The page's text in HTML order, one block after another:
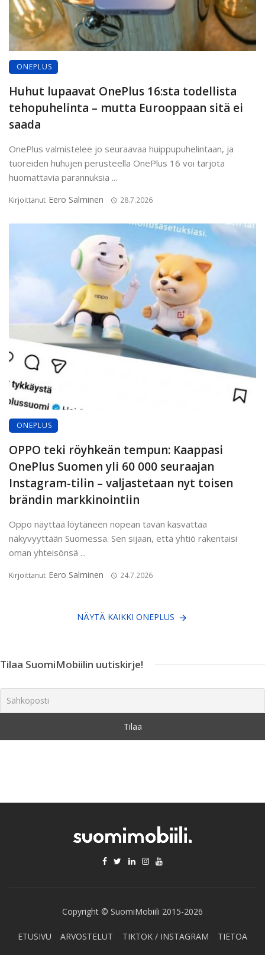
ONEPLUS
Huhut lupaavat OnePlus 16:sta todellista
tehopuhelinta – mutta Eurooppaan sitä ei
saada
OnePlus valmistelee jo seuraavaa huippupuhelintaan, ja
tuoreiden huhujen perusteella OnePlus 16 voi tarjota
huomattavia parannuksia ...
Kirjoittanut Eero Salminen 28.7.2026
ONEPLUS
OPPO teki röyhkeän tempun: Kaappasi
OnePlus Suomen yli 60 000 seuraajan
Instagram-tilin – valjastetaan nyt toisen
brändin markkinointiin
Oppo näyttää löytäneen nopean tavan kasvattaa
näkyvyyttään Suomessa. Sen sijaan, että yhtiö rakentaisi
oman yhteisönsä ...
Kirjoittanut Eero Salminen 24.7.2026
NÄYTÄ KAIKKI ONEPLUS
Tilaa SuomiMobiilin uutiskirje!
Copyright © SuomiMobiili 2015-2026
ETUSIVU ARVOSTELUT TIKTOK / INSTAGRAM TIETOA